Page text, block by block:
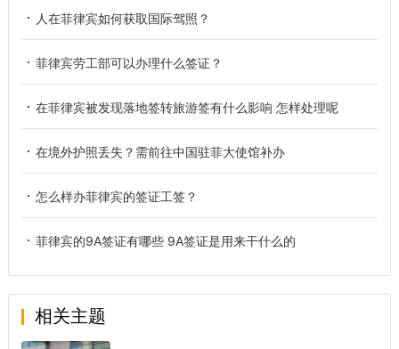
人在菲律宾如何获取国际驾照？
菲律宾劳工部可以办理什么签证？
在菲律宾被发现落地签转旅游签有什么影响 怎样处理呢
在境外护照丢失？需前往中国驻菲大使馆补办
怎么样办菲律宾的签证工签？
菲律宾的9A签证有哪些 9A签证是用来干什么的
相关主题